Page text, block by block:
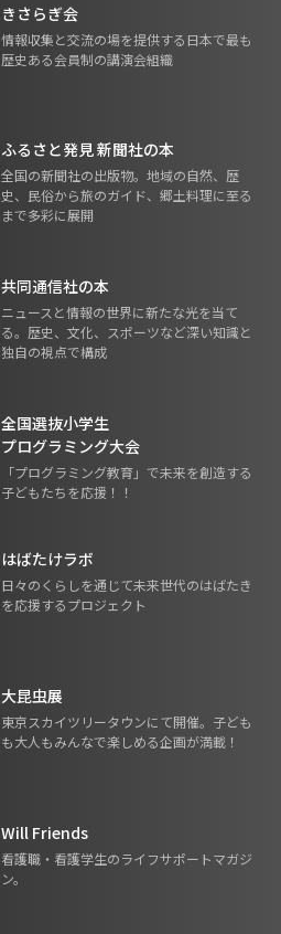
きさらぎ会
情報収集と交流の場を提供する日本で最も
歴史ある会員制の講演会組織
ふるさと発見 新聞社の本
全国の新聞社の出版物。地域の自然、歴
史、民俗から旅のガイド、郷土料理に至る
まで多彩に展開
共同通信社の本
ニュースと情報の世界に新たな光を当て
る。歴史、文化、スポーツなど深い知識と
独自の視点で構成
全国選抜小学生
プログラミング大会
「プログラミング教育」で未来を創造する
子どもたちを応援！！
はばたけラボ
日々のくらしを通じて未来世代のはばたき
を応援するプロジェクト
大昆虫展
東京スカイツリータウンにて開催。子ども
も大人もみんなで楽しめる企画が満載！
Will Friends
看護職・看護学生のライフサポートマガジ
ン。